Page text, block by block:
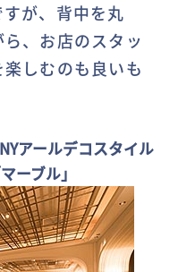
が、背中を丸
、お店のスタッ
しむのも良いも
アールデコスタイル
ーブル」